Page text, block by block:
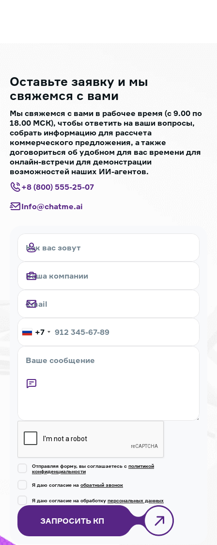
Оставьте заявку и мы
свяжемся с вами
Мы свяжемся с вами в рабочее время (с 9.00 по
18.00 МСК), чтобы ответить на ваши вопросы,
собрать информацию для рассчета
коммерческого предложения, а также
договориться об удобном для вас времени для
онлайн-встречи для демонстрации
возможностей наших ИИ-агентов.
+8 (800) 555-25-07
Info@chatme.ai
+7
Отправляя форму, вы соглашаетесь с политикой
конфиденциальности
Я даю согласие на обратный звонок
Я даю согласие на обработку персональных данных
ЗАПРОСИТЬ КП